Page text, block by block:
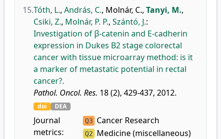
15.Tóth, L., András, C., Molnár, C., Tanyi, M.,
Csiki, Z., Molnár, P. P., Szántó, J.:
Investigation of β-catenin and E-cadherin
expression in Dukes B2 stage colorectal
cancer with tissue microarray method: is it
a marker of metastatic potential in rectal
cancer?.
Pathol. Oncol. Res. 18 (2), 429-437, 2012.
doi DEA
Journal
metrics:
Q3 Cancer Research
Q2 Medicine (miscellaneous)